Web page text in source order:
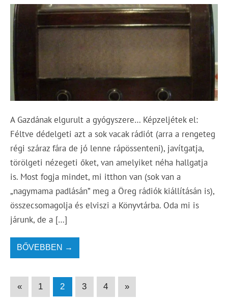
A Gazdának elgurult a gyógyszere… Képzeljétek el:
Féltve dédelgeti azt a sok vacak rádiót (arra a rengeteg
régi száraz fára de jó lenne rápössenteni), javítgatja,
törölgeti nézegeti őket, van amelyiket néha hallgatja
is. Most fogja mindet, mi itthon van (sok van a
„nagymama padlásán” meg a Öreg rádiók kiállításán is),
összecsomagolja és elviszi a Könyvtárba. Oda mi is
járunk, de a […]
BŐVEBBEN →
« 1 2 3 4 »